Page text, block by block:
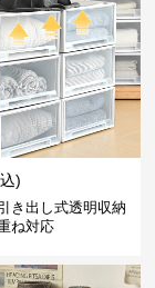
)
き出し式透明収納
ね対応